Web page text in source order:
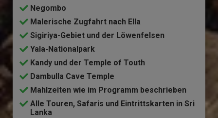
Negombo
Malerische Zugfahrt nach Ella
Sigiriya-Gebiet und der Löwenfelsen
Yala-Nationalpark
Kandy und der Temple of Touth
Dambulla Cave Temple
Mahlzeiten wie im Programm beschrieben
Alle Touren, Safaris und Eintrittskarten in Sri
Lanka